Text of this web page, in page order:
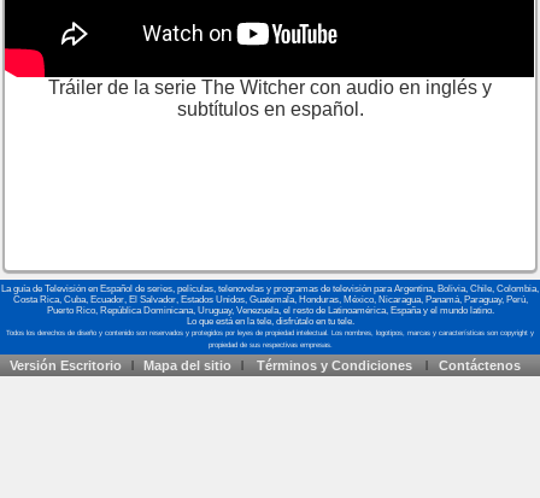
Tráiler de la serie The Witcher con audio en inglés y
subtítulos en español.
La guía de Televisión en Español de series, películas, telenovelas y programas de televisión para Argentina, Bolivia, Chile, Colombia,
Costa Rica, Cuba, Ecuador, El Salvador, Estados Unidos, Guatemala, Honduras, México, Nicaragua, Panamá, Paraguay, Perú,
Puerto Rico, República Dominicana, Uruguay, Venezuela, el resto de Latinoamérica, España y el mundo latino.
Lo que está en la tele, disfrútalo en tu tele.
Versión Escritorio Mapa del sitio Términos y Condiciones Contáctenos